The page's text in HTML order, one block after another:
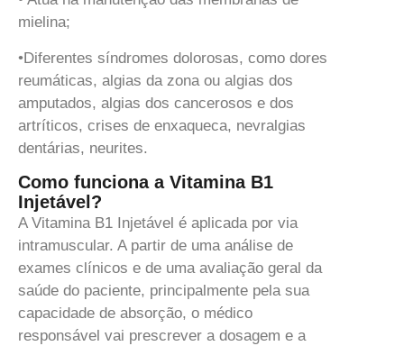
mielina;
•Diferentes síndromes dolorosas, como dores
reumáticas, algias da zona ou algias dos
amputados, algias dos cancerosos e dos
artríticos, crises de enxaqueca, nevralgias
dentárias, neurites.
Como funciona a Vitamina B1
Injetável?
A Vitamina B1 Injetável é aplicada por via
intramuscular. A partir de uma análise de
exames clínicos e de uma avaliação geral da
saúde do paciente, principalmente pela sua
capacidade de absorção, o médico
responsável vai prescrever a dosagem e a